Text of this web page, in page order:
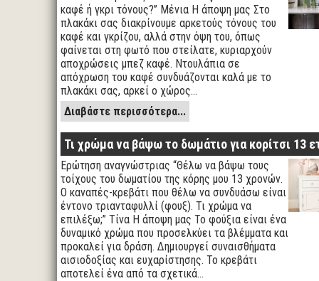
καφέ ή γκρι τόνους?” Μένια Η άποψη μας Στο
πλακάκι σας διακρίνουμε αρκετούς τόνους του
καφέ και γκρίζου, αλλά στην όψη του, όπως
φαίνεται στη φωτό που στείλατε, κυριαρχούν
αποχρώσεις μπεζ καφέ. Ντουλάπια σε
απόχρωση του καφέ συνδυάζονται καλά με το
πλακάκι σας, αρκεί ο χώρος…
Διαβάστε περισσότερα...
Τι χρώμα να βάψω το δωμάτιο για κορίτσι 13
Ερώτηση αναγνώστριας “Θέλω να βάψω τους
τοίχους του δωματίου της κόρης μου 13 χρονών.
Ο καναπές-κρεβάτι που θέλω να συνδυάσω είναι
έντονο τριανταφυλλί (φουξ). Τι χρώμα να
επιλέξω;” Τίνα Η άποψη μας Το φούξια είναι ένα
δυναμικό χρώμα που προσελκύει τα βλέμματα και
προκαλεί για δράση. Δημιουργεί συναισθήματα
αισιοδοξίας και ευχαρίστησης. Το κρεβάτι
αποτελεί ένα από τα σχετικά…